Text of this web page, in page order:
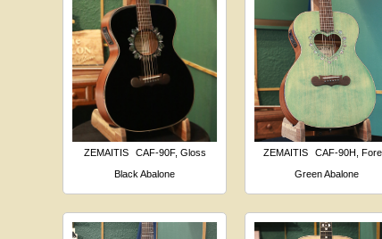
ZEMAITIS
CAF-90F, Gloss
Black Abalone
ZEMAITIS
CAF-90H,
Green Abalone